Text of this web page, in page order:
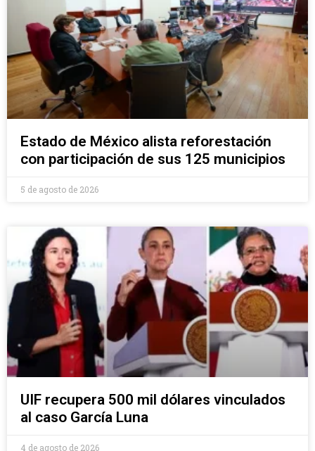
Estado de México alista reforestación
con participación de sus 125 municipios
5 de agosto de 2026
UIF recupera 500 mil dólares vinculados
al caso García Luna
4 de agosto de 2026